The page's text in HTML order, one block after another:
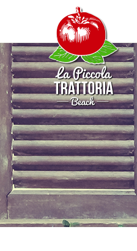
un pedido mínimo de 20€